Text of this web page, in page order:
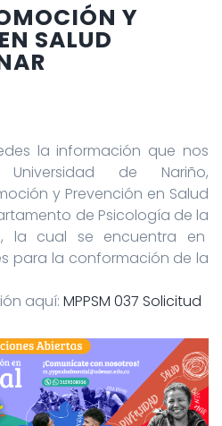
Y
SALUD
la información que nos
de Nariño,
y Prevención en Salud
de Psicología de la
la cual se encuentra en
para la conformación de la
aquí: MPPSM 037 Solicitud